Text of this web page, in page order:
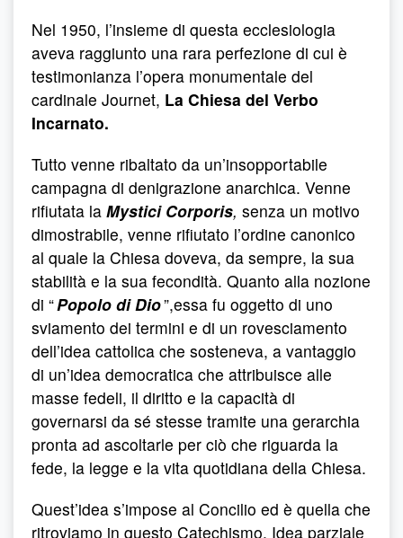
Nel 1950, l’insieme di questa ecclesiologia
aveva raggiunto una rara perfezione di cui è
testimonianza l’opera monumentale del
cardinale Journet, La Chiesa del Verbo
Incarnato.
Tutto venne ribaltato da un’insopportabile
campagna di denigrazione anarchica. Venne
rifiutata la Mystici Corporis, senza un motivo
dimostrabile, venne rifiutato l’ordine canonico
al quale la Chiesa doveva, da sempre, la sua
stabilità e la sua fecondità. Quanto alla nozione
di “Popolo di Dio”,essa fu oggetto di uno
sviamento dei termini e di un rovesciamento
dell’idea cattolica che sosteneva, a vantaggio
di un’idea democratica che attribuisce alle
masse fedeli, il diritto e la capacità di
governarsi da sé stesse tramite una gerarchia
pronta ad ascoltarle per ciò che riguarda la
fede, la legge e la vita quotidiana della Chiesa.
Quest’idea s’impose al Concilio ed è quella che
ritroviamo in questo Catechismo. Idea parziale